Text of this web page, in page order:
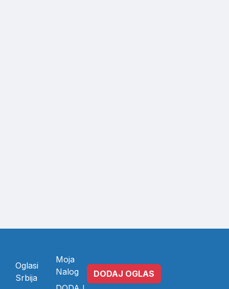
Oglasi
Srbija
Moja
Nalog
DODAJ OGLAS